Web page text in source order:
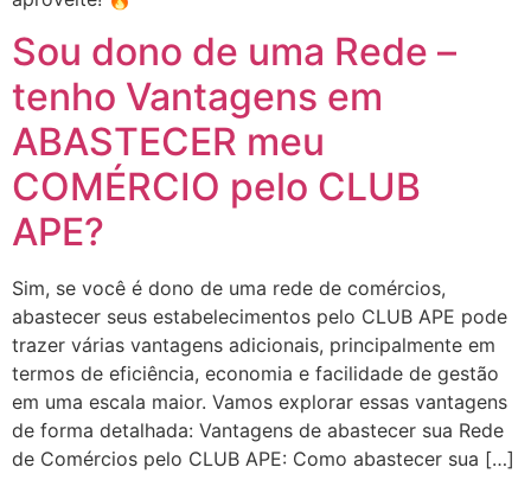
Sou dono de uma Rede –
tenho Vantagens em
ABASTECER meu
COMÉRCIO pelo CLUB
APE?
Sim, se você é dono de uma rede de comércios,
abastecer seus estabelecimentos pelo CLUB APE pode
trazer várias vantagens adicionais, principalmente em
termos de eficiência, economia e facilidade de gestão
em uma escala maior. Vamos explorar essas vantagens
de forma detalhada: Vantagens de abastecer sua Rede
de Comércios pelo CLUB APE: Como abastecer sua […]